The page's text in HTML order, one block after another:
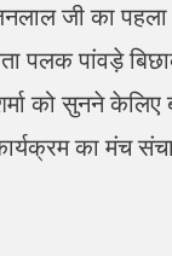
जी का पहला
पलक पांवड़े
को सुनने
का मंच